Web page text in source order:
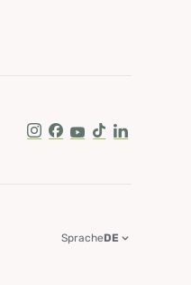
Instagram
Facebook
Youtube
Tik TokLinkedIn
SpracheDE